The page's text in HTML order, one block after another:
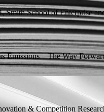
Smith School of Enterprise
Emissions – The Way
& Competition